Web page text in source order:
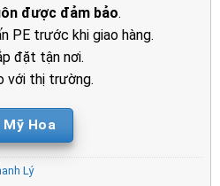
được đảm bảo.
PE trước khi giao hàng.
đặt tận nơi.
với thị trường.
Mỹ Hoa
Lý